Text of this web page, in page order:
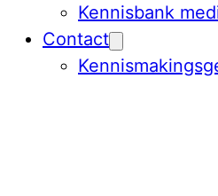
Kennisbank
Contact